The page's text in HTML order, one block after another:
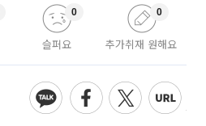
슬퍼요
0
추가취재 원해요
0